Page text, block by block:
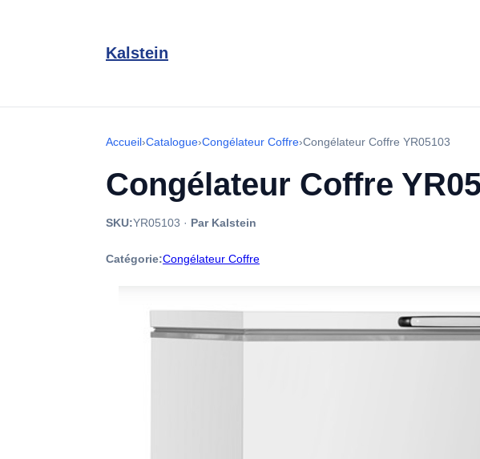
Kalstein
Accueil›Catalogue›Congélateur Coffre›Congélateur Coffre YR05103
Congélateur Coffre
SKU:YR05103 · Par Kalstein
Catégorie:Congélateur Coffre